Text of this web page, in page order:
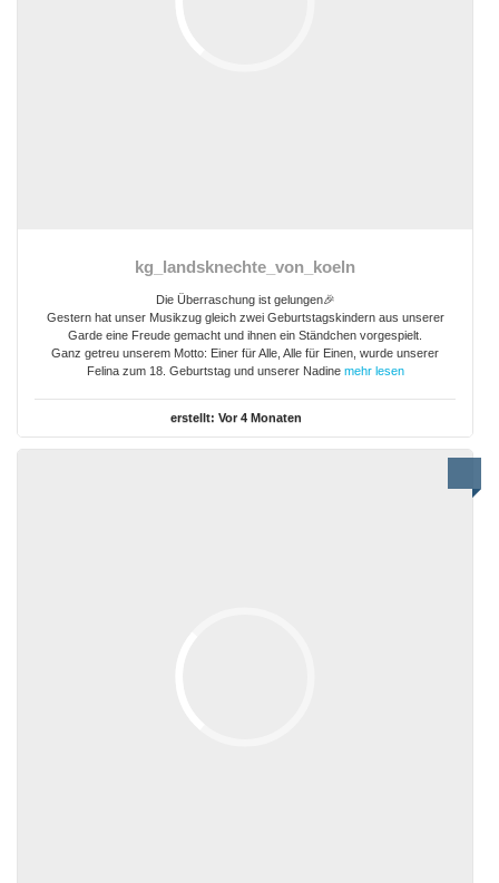
kg_landsknechte_von_koeln
Die Überraschung ist gelungen🎉
Gestern hat unser Musikzug gleich zwei Geburtstagskindern aus unserer
Garde eine Freude gemacht und ihnen ein Ständchen vorgespielt.
Ganz getreu unserem Motto: Einer für Alle, Alle für Einen, wurde unserer
Felina zum 18. Geburtstag und unserer Nadine mehr lesen
erstellt: Vor 4 Monaten